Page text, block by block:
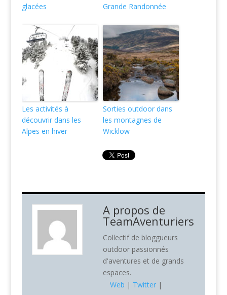
glacées
Grande Randonnée
Les activités à
découvrir dans les
Alpes en hiver
Sorties outdoor dans
les montagnes de
Wicklow
A propos de
TeamAventuriers
Collectif de bloggueurs
outdoor passionnés
d'aventures et de grands
espaces.
Web | Twitter|